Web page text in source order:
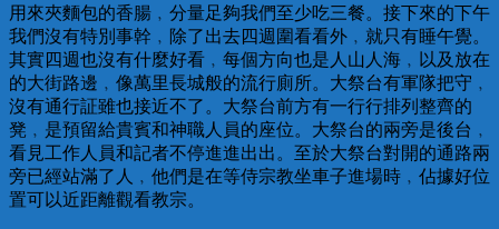
用來夾麵包的香腸﹐分量足夠我們至少吃三餐。接下來的下午
我們沒有特別事幹﹐除了出去四週圍看看外﹐就只有睡午覺。
其實四週也沒有什麼好看﹐每個方向也是人山人海﹐以及放在
的大街路邊﹐像萬里長城般的流行廁所。大祭台有軍隊把守﹐
沒有通行証雖也接近不了。大祭台前方有一行行排列整齊的
凳﹐是預留給貴賓和神職人員的座位。大祭台的兩旁是後台﹐
看見工作人員和記者不停進進出出。至於大祭台對開的通路兩
旁已經站滿了人﹐他們是在等侍宗教坐車子進場時﹐佔據好位
置可以近距離觀看教宗。